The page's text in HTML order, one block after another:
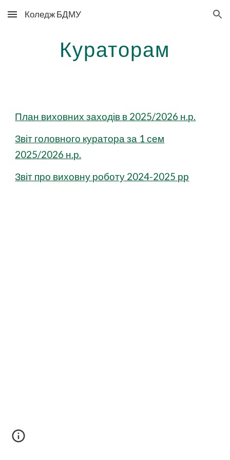
Skip to main content Skip to navigation
Коледж БДМУ
Кураторам
План виховних заходів в 2025/2026 н.р.
Звіт головного куратора за 1 сем
2025/2026 н.р.
Звіт про виховну роботу 2024-2025 рр